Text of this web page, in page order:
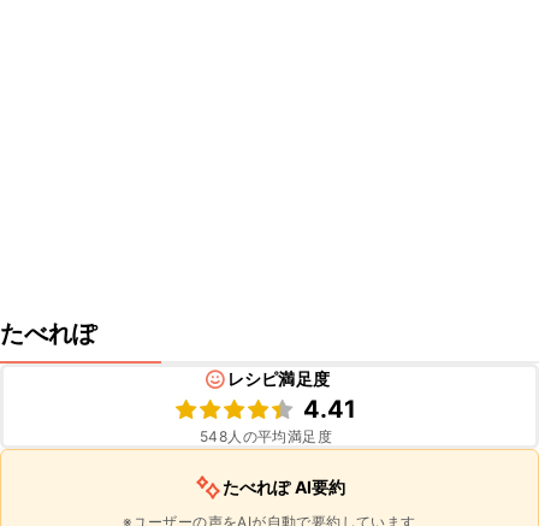
たべれぽ
レシピ満足度
4.41
548人の平均満足度
たべれぽ AI要約
※ユーザーの声をAIが自動で要約しています